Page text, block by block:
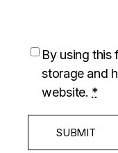
By using this
storage and
website. *
SUBMIT